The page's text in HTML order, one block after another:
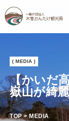
( MEDIA )
【かいだ
嶽山が綺
TOP > MEDIA